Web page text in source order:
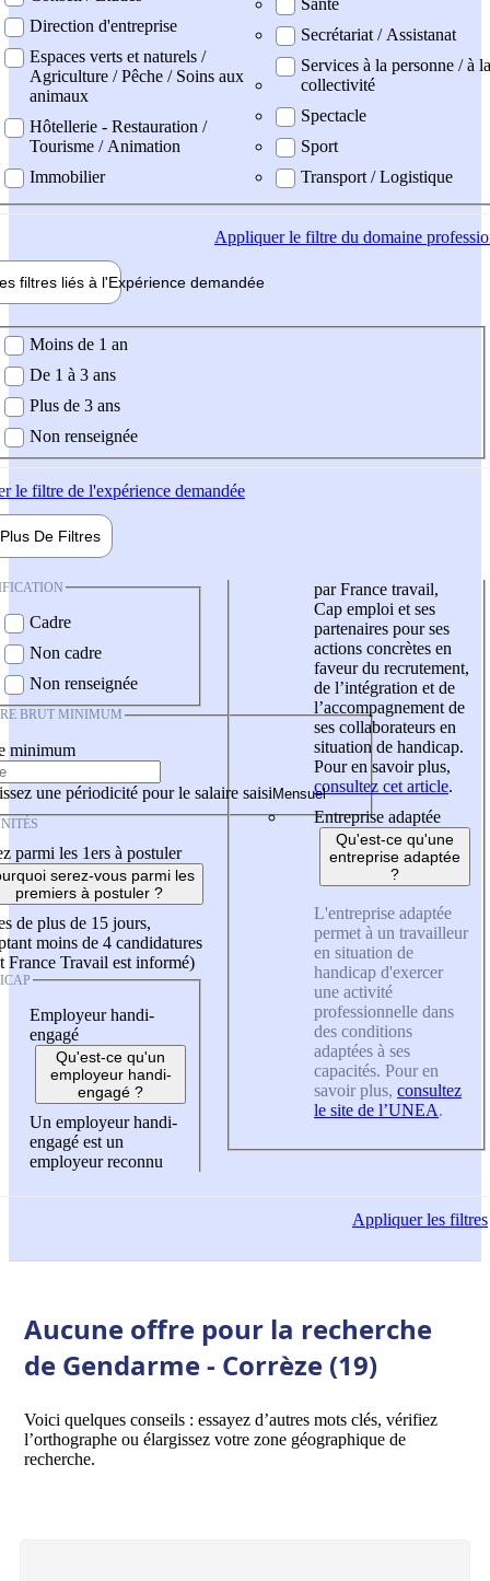
Direction d'entreprise
Espaces verts et naturels /
Agriculture / Pêche / Soins aux
animaux
Hôtellerie - Restauration /
Tourisme / Animation
Immobilier
Secrétariat / Assistanat
Services à la personne / à la
collectivité
Spectacle
Sport
Transport / Logistique
Appliquerle filtre du domaine
filtres liés à l'Expérience demandée
demandée
Moins de 1 an
De 1 à 3 ans
Plus de 3 ans
Non renseignée
le filtre de l'expérience demandée
Plus De Filtres
Cadre
Non cadre
Non renseignée
BRUT MINIMUM
minimum
une périodicité pour le salaire saisi
parmi les 1ers à postuler
serez-vous parmi les
premiers à postuler ?
de plus de 15 jours,
moins de 4 candidatures
France Travail est informé)
Employeur handi-
engagé
Qu'est-ce qu'un
employeur handi-
engagé ?
Un employeur handi-
engagé est un
employeur reconnu
par France travail,
Cap emploi et ses
partenaires pour ses
actions concrètes en
faveur du recrutement,
de l’intégration et de
l’accompagnement de
ses collaborateurs en
situation de handicap.
Pour en savoir plus,
consultez cet article.
Entreprise adaptée
Qu'est-ce qu'une
entreprise adaptée
?
L'entreprise adaptée
permet à un travailleur
en situation de
handicap d'exercer
une activité
professionnelle dans
des conditions
adaptées à ses
capacités. Pour en
savoir plus, consultez
le site de l’UNEA.
Appliquerles filtres
Aucune offre pour la recherche
de Gendarme - Corrèze (19)
Voici quelques conseils : essayez d’autres mots clés, vérifiez
l’orthographe ou élargissez votre zone géographique de
recherche.